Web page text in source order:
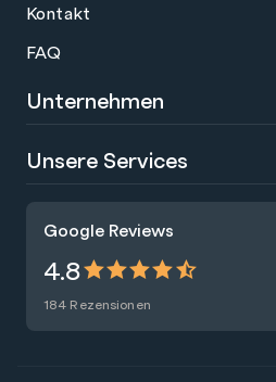
Google Reviews
4.8
184 Rezensionen
Kontakt
FAQ
Unternehmen
Über uns
Presse
Nachhaltigkeit
Blog
Unsere Services
Zertifizierungen